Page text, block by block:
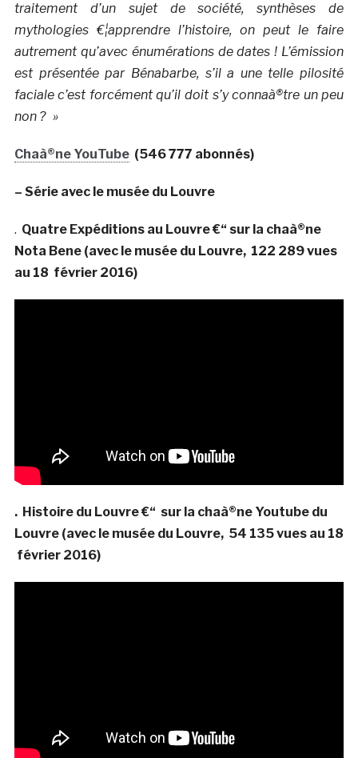
traitement d’un sujet de société, synthèses de
mythologies €¦apprendre l’histoire, on peut le faire
autrement qu’avec énumérations de dates ! L’émission
est présentée par Bénabarbe, s’il a une telle pilosité
faciale c’est forcément qu’il doit s’y connaà®tre un peu
non ? »
Chaà®ne YouTube (546 777 abonnés)
– Série avec le musée du Louvre
. Quatre Expéditions au Louvre €“ sur la chaà®ne
Nota Bene (avec le musée du Louvre, 122 289 vues
au 18 février 2016)
. Histoire du Louvre €“ sur la chaà®ne Youtube du
Louvre (avec le musée du Louvre, 54 135 vues au 18
février 2016)